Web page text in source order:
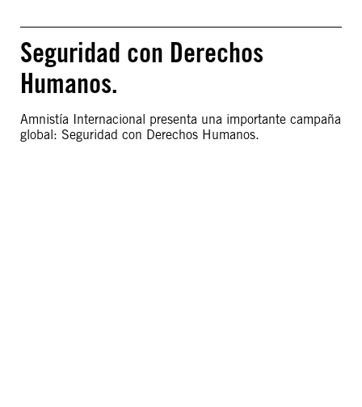
Seguridad con Derechos
Humanos.
Amnistía Internacional presenta una importante campaña
global: Seguridad con Derechos Humanos.